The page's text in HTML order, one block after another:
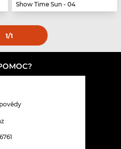
Show Time Sun - 04
1/1